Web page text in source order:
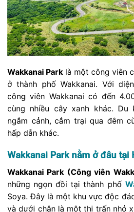
Wakkanai Park là một công viên
ở thành phố Wakkanai. Với
công viên Wakkanai có đến
cùng nhiều cây xanh khác.
ngắm cảnh, cắm trại qua đêm
hấp dẫn khác.
Wakkanai Park nằm ở đâu tại
Wakkanai Park (Công viên
những ngọn đồi tại thành phố
Soya. Đây là một khu vực độc
và dưới chân là một thị trấn nhỏ